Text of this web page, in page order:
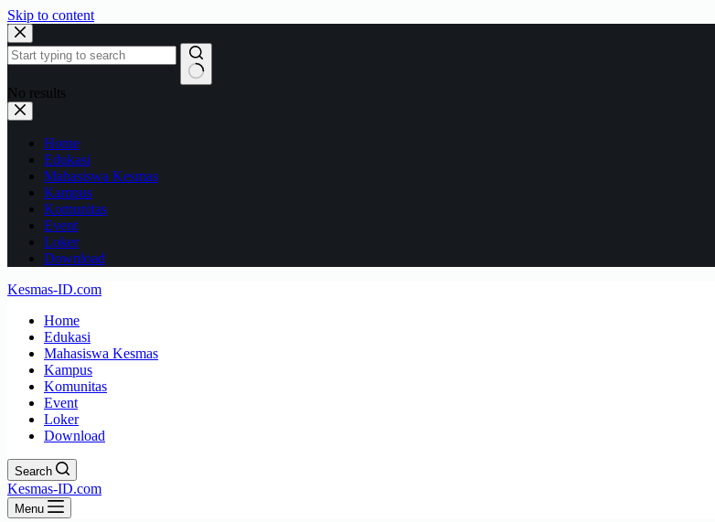
Skip to content
No results
Home
Edukasi
Mahasiswa Kesmas
Kampus
Komunitas
Event
Loker
Download
Kesmas-ID.com
Home
Edukasi
Mahasiswa Kesmas
Kampus
Komunitas
Event
Loker
Download
Search
Kesmas-ID.com
Menu